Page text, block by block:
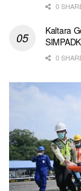
0
Kaltara
0